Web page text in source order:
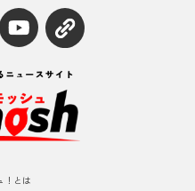
！とは